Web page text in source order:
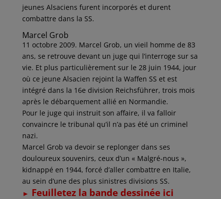
jeunes Alsaciens furent incorporés et durent
combattre dans la SS.
Marcel Grob
11 octobre 2009. Marcel Grob, un vieil homme de 83
ans, se retrouve devant un juge qui l’interroge sur sa
vie. Et plus particulièrement sur le 28 juin 1944, jour
où ce jeune Alsacien rejoint la Waffen SS et est
intégré dans la 16e division Reichsführer, trois mois
après le débarquement allié en Normandie.
Pour le juge qui instruit son affaire, il va falloir
convaincre le tribunal qu’il n’a pas été un criminel
nazi.
Marcel Grob va devoir se replonger dans ses
douloureux souvenirs, ceux d’un « Malgré-nous »,
kidnappé en 1944, forcé d’aller combattre en Italie,
au sein d’une des plus sinistres divisions SS.
► Feuilletez la bande dessinée ici